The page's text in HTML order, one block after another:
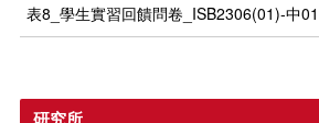
表8_學生實習回饋問卷_ISB2306(01)-中